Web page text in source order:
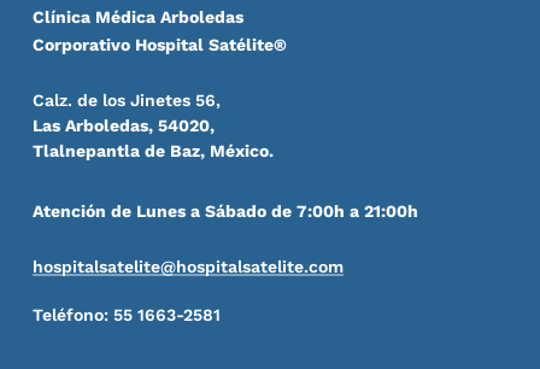
Clínica Médica Arboledas
Corporativo Hospital Satélite®
Calz. de los Jinetes 56,
Las Arboledas, 54020,
Tlalnepantla de Baz, México.
Atención de Lunes a Sábado de 7:00h a 21:00h
hospitalsatelite@hospitalsatelite.com
Teléfono: 55 1663-2581